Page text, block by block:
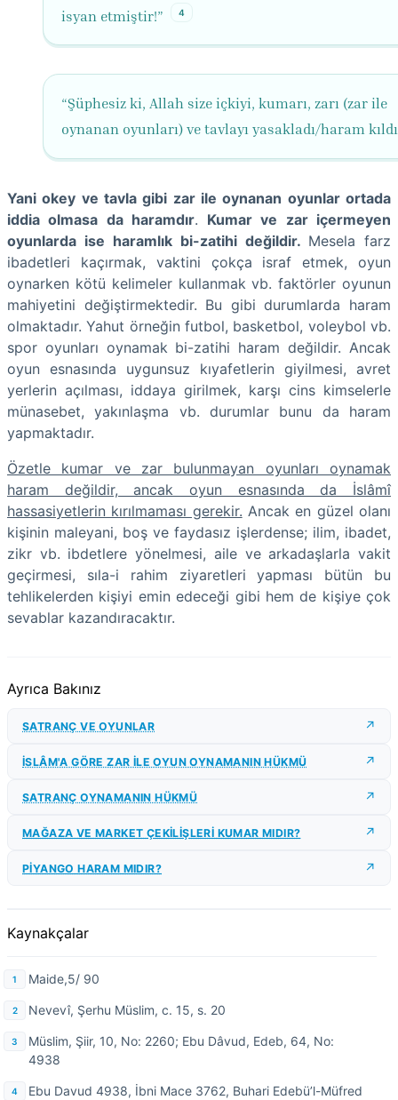
isyan etmiştir!”
4
“Şüphesiz ki, Allah size içkiyi, kumarı, zarı (zar ile
oynanan oyunları) ve tavlayı yasakladı/haram
Yani okey ve tavla gibi zar ile oynanan oyunlar ortada
iddia olmasa da haramdır. Kumar ve zar içermeyen
oyunlarda ise haramlık bi-zatihi değildir. Mesela farz
ibadetleri kaçırmak, vaktini çokça israf etmek, oyun
oynarken kötü kelimeler kullanmak vb. faktörler oyunun
mahiyetini değiştirmektedir. Bu gibi durumlarda haram
olmaktadır. Yahut örneğin futbol, basketbol, voleybol vb.
spor oyunları oynamak bi-zatihi haram değildir. Ancak
oyun esnasında uygunsuz kıyafetlerin giyilmesi, avret
yerlerin açılması, iddaya girilmek, karşı cins kimselerle
münasebet, yakınlaşma vb. durumlar bunu da haram
yapmaktadır.
Özetle kumar ve zar bulunmayan oyunları oynamak
haram değildir, ancak oyun esnasında da İslâmî
hassasiyetlerin kırılmaması gerekir. Ancak en güzel olanı
kişinin maleyani, boş ve faydasız işlerdense; ilim, ibadet,
zikr vb. ibdetlere yönelmesi, aile ve arkadaşlarla vakit
geçirmesi, sıla-i rahim ziyaretleri yapması bütün bu
tehlikelerden kişiyi emin edeceği gibi hem de kişiye çok
sevablar kazandıracaktır.
Ayrıca Bakınız
SATRANÇ VE OYUNLAR
İSLÂM'A GÖRE ZAR İLE OYUN OYNAMANIN HÜKMÜ
SATRANÇ OYNAMANIN HÜKMÜ
MAĞAZA VE MARKET ÇEKİLİŞLERİ KUMAR MIDIR?
PİYANGO HARAM MIDIR?
Kaynakçalar
Maide,5/ 90
Nevevî, Şerhu Müslim, c. 15, s. 20
Müslim, Şiir, 10, No: 2260; Ebu Dâvud, Edeb, 64, No:
4938
Ebu Davud 4938, İbni Mace 3762, Buhari Edebü’l-Müfred